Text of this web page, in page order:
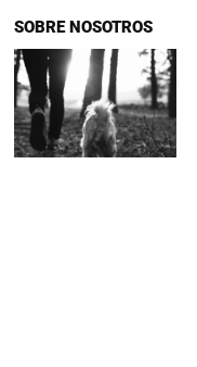
SOBRE NOSOTROS